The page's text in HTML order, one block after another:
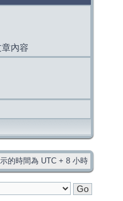
內容
的時間為 UTC + 8 小時